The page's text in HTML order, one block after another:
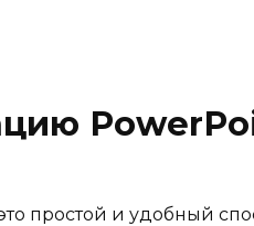
простой и удобный